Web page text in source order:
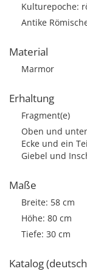
Kulturepoche:
Antike
Material
Marmor
Erhaltung
Fragment(e)
Oben und
Ecke und ein
Giebel und
Maße
Breite: 58 cm
Höhe: 80 cm
Tiefe: 30 cm
Katalog